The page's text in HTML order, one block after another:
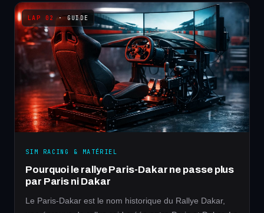
· GUIDE
SIM RACING & MATÉRIEL
Pourquoi le rallye Paris-Dakar ne passe plus
par Paris ni Dakar
Le Paris-Dakar est le nom historique du Rallye Dakar,